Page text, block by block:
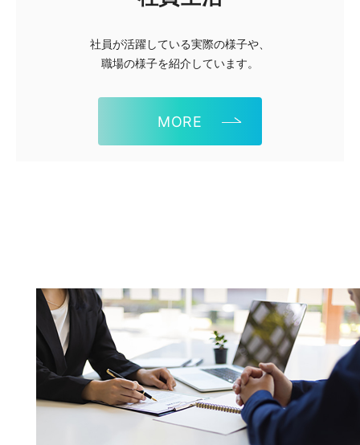
社員が活躍している実際の様子や、
職場の様子を紹介しています。
MORE